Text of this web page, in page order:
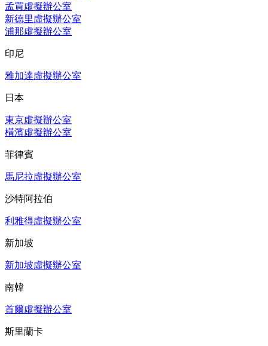
孟買虛擬辦公室
新德里虛擬辦公室
浦那虛擬辦公室
印尼
雅加達虛擬辦公室
日本
東京虛擬辦公室
橫濱虛擬辦公室
菲律賓
馬尼拉虛擬辦公室
沙特阿拉伯
利雅得虛擬辦公室
新加坡
新加坡虛擬辦公室
南韓
首爾虛擬辦公室
斯里蘭卡